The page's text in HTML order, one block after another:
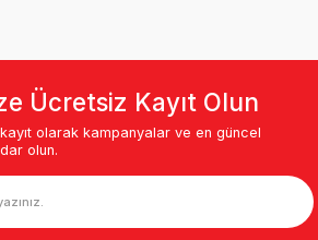
Ücretsiz Kayıt Olun
olarak kampanyalar ve en güncel
olun.